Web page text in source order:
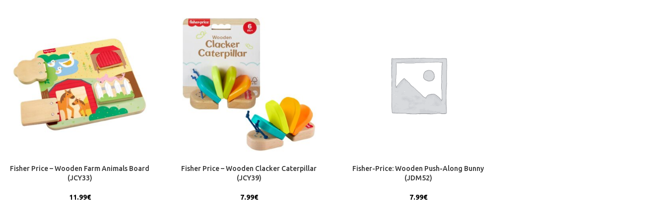
Fisher Price – Wooden Farm Animals Board
(JCY33)
11.99€
Fisher Price – Wooden Clacker Caterpillar
(JCY39)
7.99€
Fisher-Price: Wooden Push-Along Bunny
(JDM52)
7.99€